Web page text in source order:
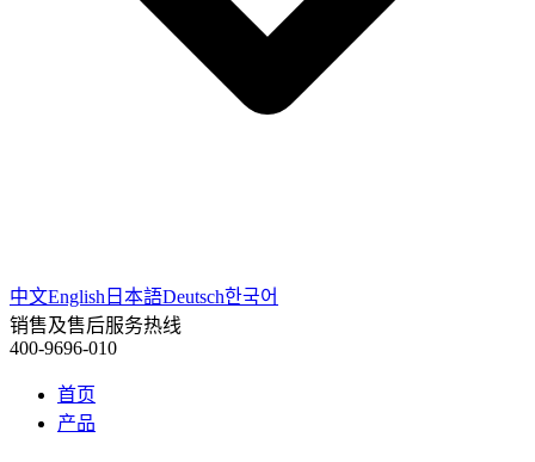
中文English 日本語Deutsch한국어
销售及售后服务热线
400-9696-010
首页
产品